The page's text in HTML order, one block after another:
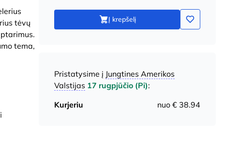
tėvų
tema,
Į krepšelį
Pristatysime į Jungtines Amerikos
Valstijas 17 rugpjūčio (Pi):
Kurjeriu
nuo € 38.94